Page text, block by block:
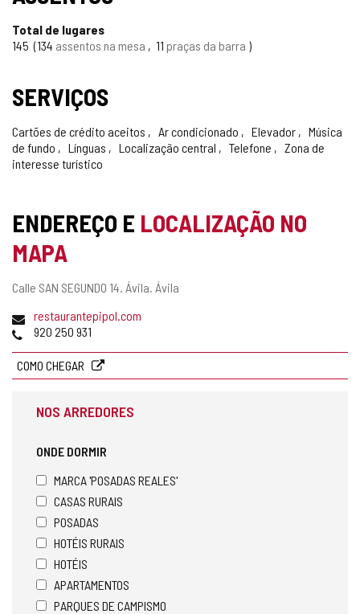
Total de lugares
145
134 assentos na mesa 11 praças da barra
SERVIÇOS
Cartões de crédito aceitos Ar condicionado Elevador
Música
de fundo
Línguas Localização central Telefone
Zona de
interesse turístico
ENDEREÇO E LOCALIZAÇÃO NO
MAPA
Endereço
Calle SAN SEGUNDO 14. Ávila. Ávila
Endereço
de
restaurantepipol.com
Telefones
920 250 931
COMO CHEGAR
NOS ARREDORES
ONDE DORMIR
MARCA 'POSADAS REALES'
CASAS RURAIS
POSADAS
HOTÉIS RURAIS
HOTÉIS
APARTAMENTOS
PARQUES DE CAMPISMO